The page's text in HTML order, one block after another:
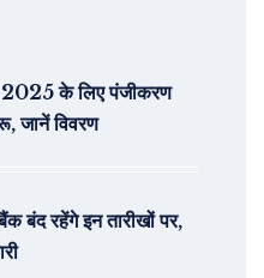
के लिए पंजीकरण
जानें विवरण
बंद रहेंगे इन तारीखों पर,